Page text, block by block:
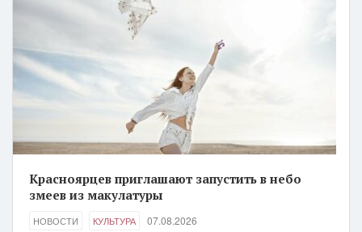
Красноярцев приглашают запустить в небо
змеев из макулатуры
НОВОСТИ КУЛЬТУРА 07.08.2026